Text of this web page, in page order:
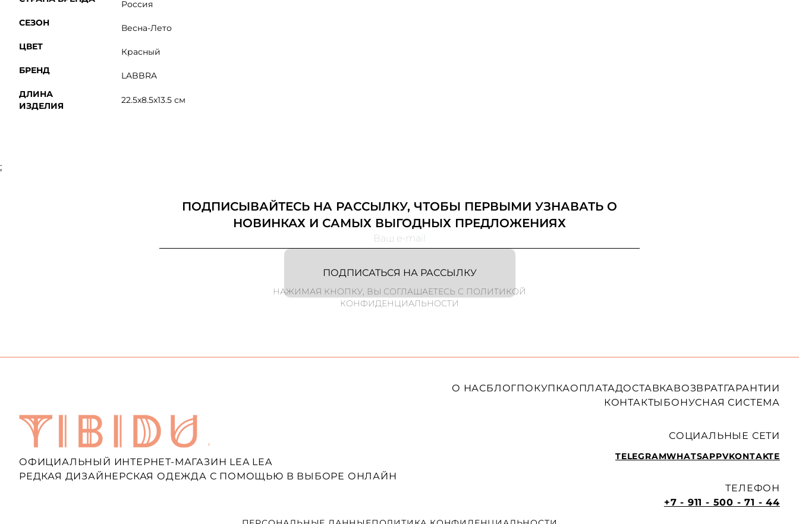
Россия
СЕЗОН
Весна-Лето
ЦВЕТ
Красный
БРЕНД
LABBRA
ДЛИНА
ИЗДЕЛИЯ
22.5x8.5x13.5 см
;
ПОДПИСЫВАЙТЕСЬ НА РАССЫЛКУ, ЧТОБЫ ПЕРВЫМИ УЗНАВАТЬ О
НОВИНКАХ И САМЫХ ВЫГОДНЫХ ПРЕДЛОЖЕНИЯХ
ПОДПИСАТЬСЯ НА РАССЫЛКУ
НАЖИМАЯ КНОПКУ, ВЫ СОГЛАШАЕТЕСЬ С ПОЛИТИКОЙ
КОНФИДЕНЦИАЛЬНОСТИ
ОФИЦИАЛЬНЫЙ ИНТЕРНЕТ-МАГАЗИН LEA LEA
РЕДКАЯ ДИЗАЙНЕРСКАЯ ОДЕЖДА С ПОМОЩЬЮ В ВЫБОРЕ ОНЛАЙН
О НАСБЛОГПОКУПКАОПЛАТАДОСТАВКАВОЗВРАТГАРАНТИИ
КОНТАКТЫ БОНУСНАЯ СИСТЕМА
СОЦИАЛЬНЫЕ СЕТИ
TELEGRAMWHATSAPPVKONTAKTE
ТЕЛЕФОН
+7 - 911 - 500 - 71 - 44